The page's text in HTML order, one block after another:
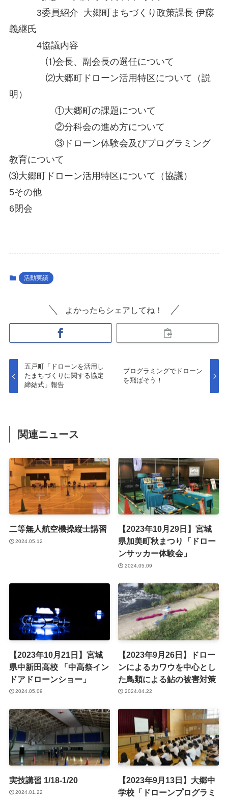
3委員紹介 大郷町まちづくり政策課長 伊藤
義継氏
4協議内容
⑴会長、副会長の選任について
⑵大郷町ドローン活用特区について（説
明）
①大郷町の課題について
②分科会の進め方について
③ドローン体験会及びプログラミング
教育について
⑶大郷町ドローン活用特区について（協議）
5その他
6閉会
活動実績
よかったらシェアしてね！
五戸町「ドローンを活用し
たまちづくりに関する協定
締結式」報告
プログラミングでドローン
を飛ばそう！
関連ニュース
二等無人航空機操縦士講習
2024.05.12
【2023年10月29日】宮城
県加美町秋まつり「ドロー
ンサッカー体験会」
2024.05.09
【2023年10月21日】宮城
県中新田高校 「中高祭イン
ドアドローンショー」
2024.05.09
【2023年9月26日】ドロー
ンによるカワウを中心とし
た鳥類による鮎の被害対策
2024.04.22
実技講習 1/18-1/20
2024.01.22
【2023年9月13日】大郷中
学校「ドローンプログラミ